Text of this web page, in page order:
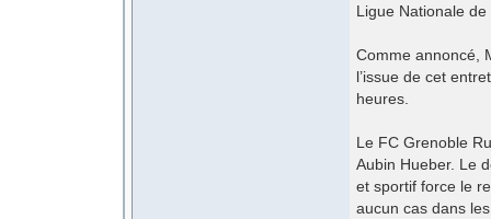
Ligue Nationale de
Comme annoncé,
l’issue de cet
heures.
Le FC Grenoble
Aubin Hueber. Le
et sportif force le
aucun cas dans